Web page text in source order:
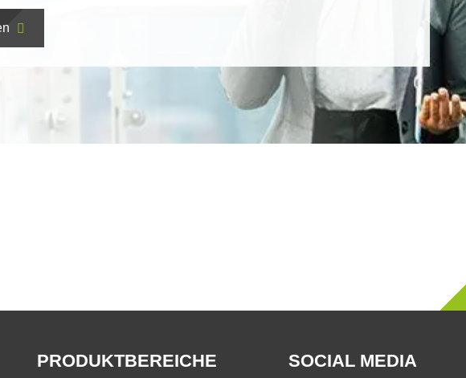
PRODUKTBEREICHE SOCIAL MEDIA